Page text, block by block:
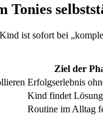
Tonies
ist sofort bei
Ziel der
Erfolgserlebnis
Kind findet
Routine im Alltag